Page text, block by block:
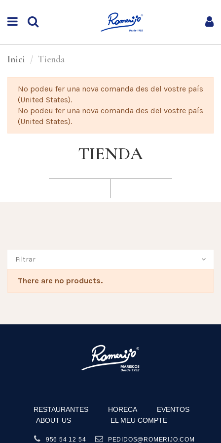
Inici Tienda
No podeu fer una nova comanda des del vostre país
(United States).
No podeu fer una nova comanda des del vostre país
(United States).
TIENDA
There are no products.
Filtrar
RESTAURANTES HORECA
EVENTOS
ABOUT US
EL MEU COMPTE
956 54 12 54 PEDIDOS@ROMERIJO.COM